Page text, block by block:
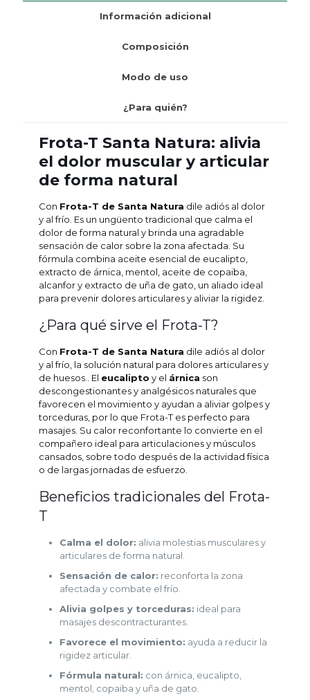
Información adicional
Composición
Modo de uso
¿Para quién?
Frota-T Santa Natura: alivia
el dolor muscular y articular
de forma natural
Con Frota-T de Santa Natura dile adiós al dolor
y al frío. Es un ungüento tradicional que calma el
dolor de forma natural y brinda una agradable
sensación de calor sobre la zona afectada. Su
fórmula combina aceite esencial de eucalipto,
extracto de árnica, mentol, aceite de copaiba,
alcanfor y extracto de uña de gato, un aliado ideal
para prevenir dolores articulares y aliviar la rigidez.
¿Para qué sirve el Frota-T?
Con Frota-T de Santa Natura dile adiós al dolor
y al frío, la solución natural para dolores articulares y
de huesos.. El eucalipto y el árnica son
descongestionantes y analgésicos naturales que
favorecen el movimiento y ayudan a aliviar golpes y
torceduras, por lo que Frota-T es perfecto para
masajes. Su calor reconfortante lo convierte en el
compañero ideal para articulaciones y músculos
cansados, sobre todo después de la actividad física
o de largas jornadas de esfuerzo.
Beneficios tradicionales del Frota-
T
Calma el dolor: alivia molestias musculares y
articulares de forma natural.
Sensación de calor: reconforta la zona
afectada y combate el frío.
Alivia golpes y torceduras: ideal para
masajes descontracturantes.
Favorece el movimiento: ayuda a reducir la
rigidez articular.
Fórmula natural: con árnica, eucalipto,
mentol, copaiba y uña de gato.